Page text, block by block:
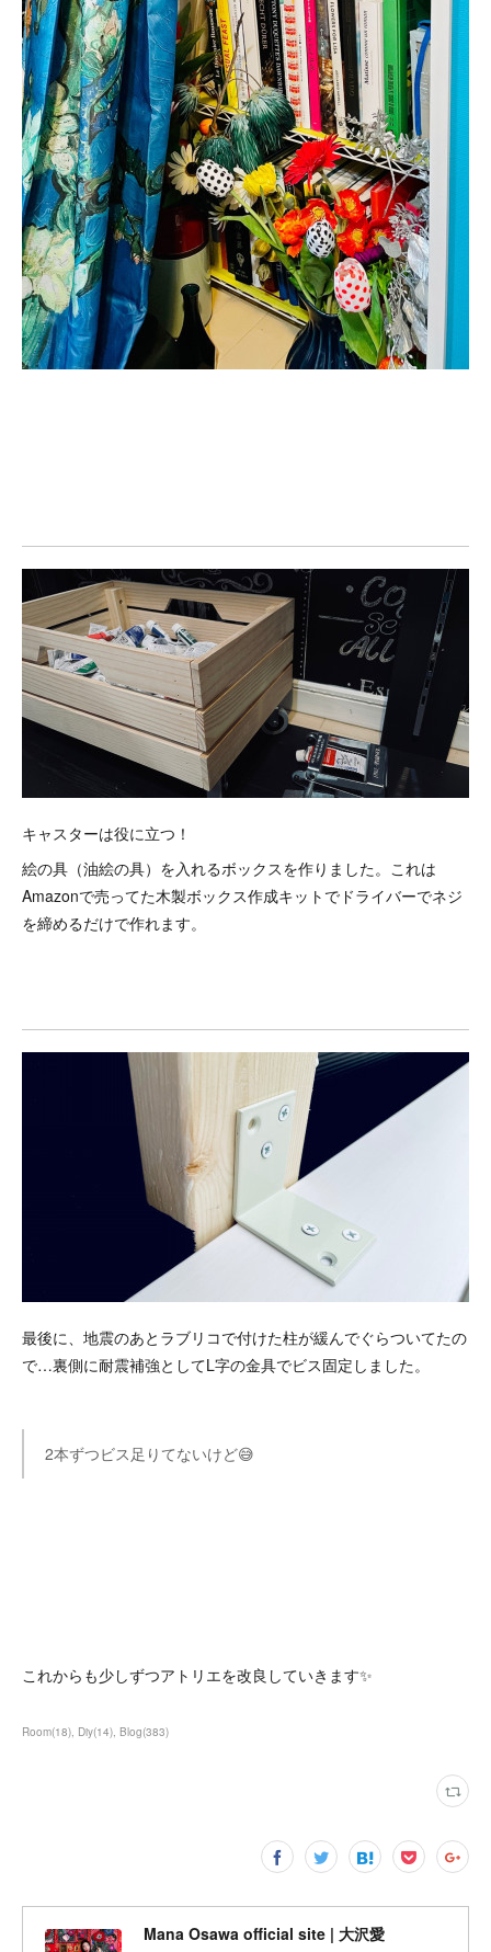
キャスターは役に立つ！
絵の具（油絵の具）を入れるボックスを作りました。これは
Amazonで売ってた木製ボックス作成キットでドライバーでネジ
を締めるだけで作れます。
最後に、地震のあとラブリコで付けた柱が緩んでぐらついてたの
で…裏側に耐震補強としてL字の金具でビス固定しました。
2本ずつビス足りてないけど😅
これからも少しずつアトリエを改良していきます✨
Room(18) Diy(14) Blog(383)
Mana Osawa official site | 大沢愛